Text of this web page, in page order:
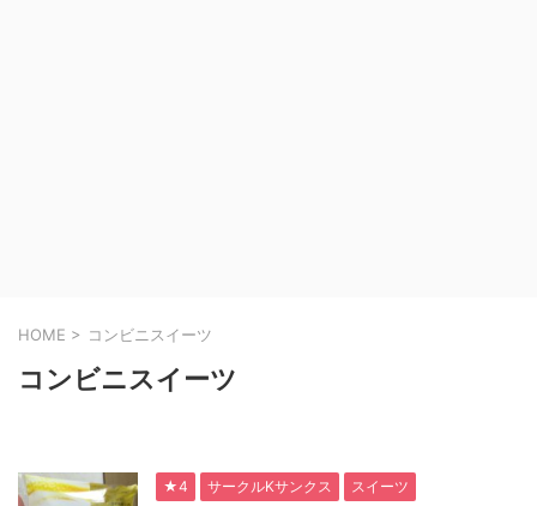
HOME > コンビニスイーツ
コンビニスイーツ
★4 サークルKサンクス スイーツ